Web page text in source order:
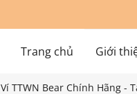
Trang chủ Giới
Ví TTWN Bear Chính Hãng -